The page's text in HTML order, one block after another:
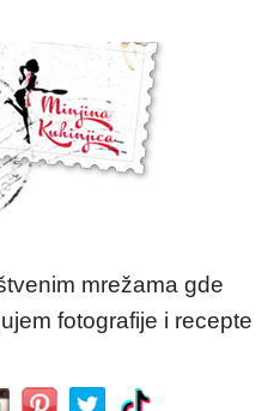
mrežama gde
fotografije i recepte